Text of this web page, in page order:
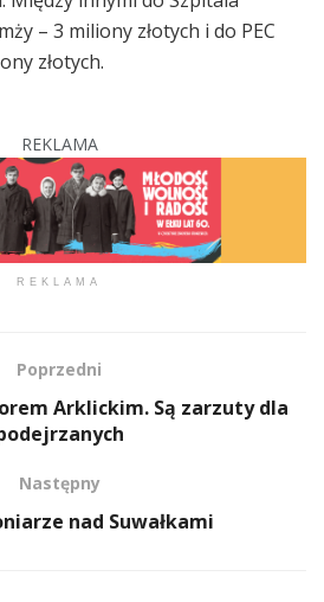
– 3 miliony złotych i do PEC
złotych.
REKLAMA
REKLAMA
Poprzedni
Arklickim. Są zarzuty dla
Następny
nad Suwałkami